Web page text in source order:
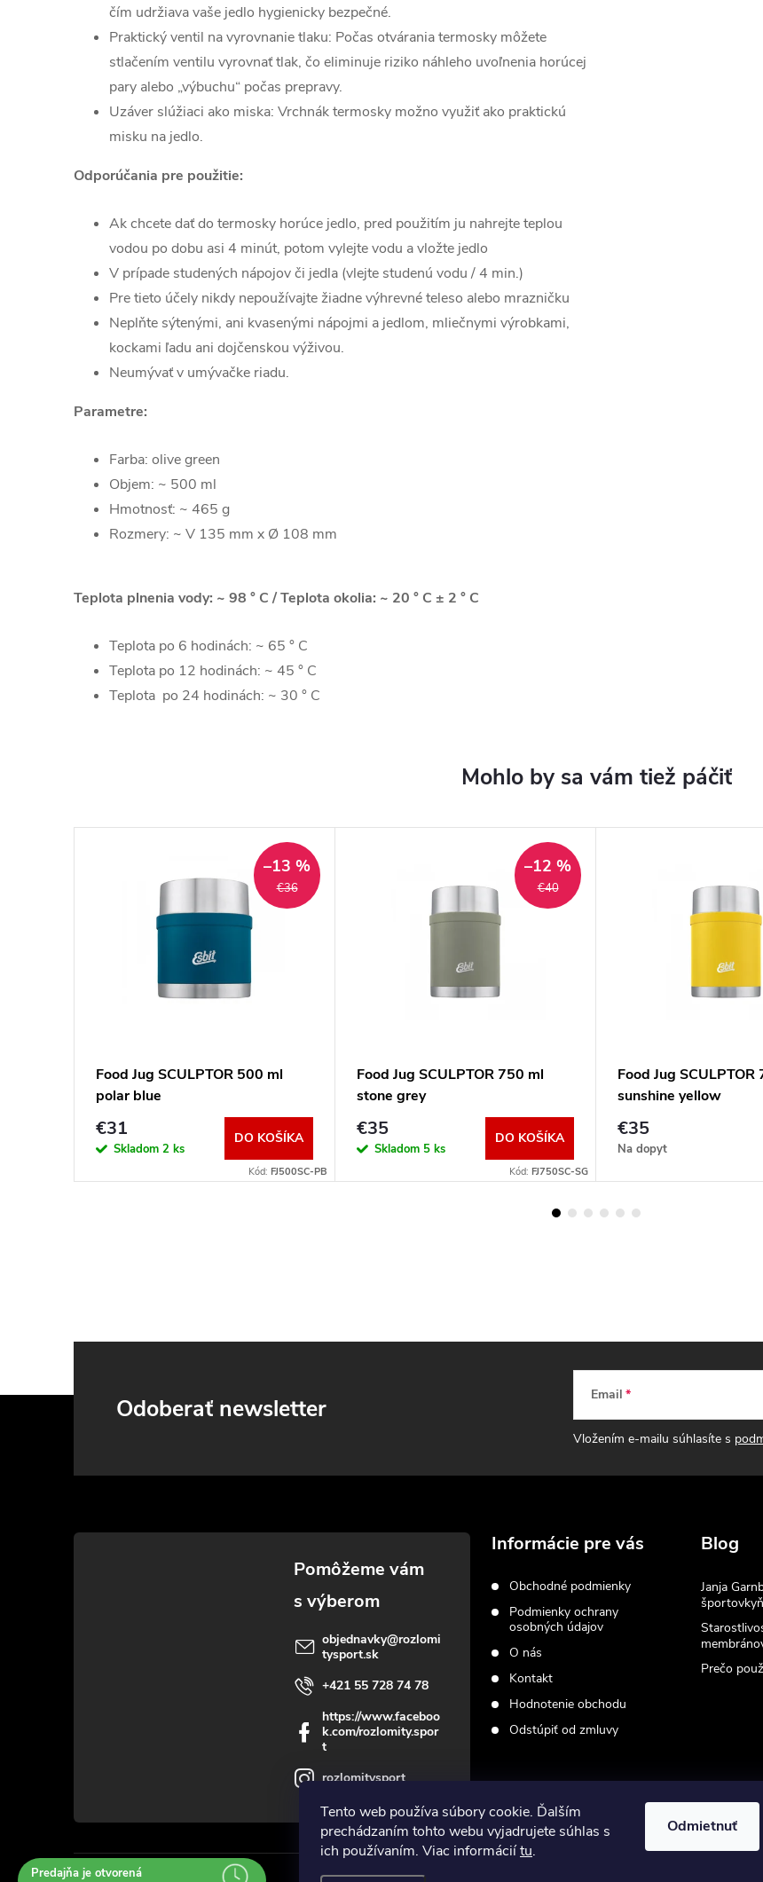
Tento web používa súbory cookie. Ďalším
prechádzaním tohto webu vyjadrujete súhlas s
ich používaním. Viac informáciítu.
Odmietnuť
čím udržiava vaše jedlo hygienicky bezpečné.
Praktický ventil na vyrovnanie tlaku: Počas otvárania termosky môžete
stlačením ventilu vyrovnať tlak, čo eliminuje riziko náhleho uvoľnenia horúcej
pary alebo „výbuchu“ počas prepravy.
Uzáver slúžiaci ako miska: Vrchnák termosky možno využiť ako praktickú
misku na jedlo.
Odporúčania pre použitie:
Ak chcete dať do termosky horúce jedlo, pred použitím ju nahrejte teplou
vodou po dobu asi 4 minút, potom vylejte vodu a vložte jedlo
V prípade studených nápojov či jedla (vlejte studenú vodu / 4 min.)
Pre tieto účely nikdy nepoužívajte žiadne výhrevné teleso alebo mrazničku
Neplňte sýtenými, ani kvasenými nápojmi a jedlom, mliečnymi výrobkami,
kockami ľadu ani dojčenskou výživou.
Neumývať v umývačke riadu.
Parametre:
Farba: olive green
Objem: ~ 500 ml
Hmotnosť: ~ 465 g
Rozmery: ~ V 135 mm x Ø 108 mm
Teplota plnenia vody: ~ 98 ° C / Teplota okolia: ~ 20 ° C ± 2 ° C
Teplota po 6 hodinách: ~ 65 ° C
Teplota po 12 hodinách: ~ 45 ° C
Teplota po 24 hodinách: ~ 30 ° C
€36
–13 %
Food Jug SCULPTOR 500 ml
polar blue
€31
Skladom 2 ks
DO KOŠÍKA
Kód: FJ500SC-PB
€40
–12 %
Food Jug SCULPTOR 750 ml
stone grey
€35
Skladom 5 ks
DO KOŠÍKA
Kód: FJ750SC-SG
Food Jug SCULPTOR
sunshine yellow
€35
Na dopyt
Odoberať newsletter Email
Vložením e-mailu súhlasíte s
objednavky@rozlomi
tysport.sk
+421 55 728 74 78
https://www.faceboo
k.com/rozlomity.spor
t
rozlomitysport
Informácie pre vás
Obchodné podmienky
Podmienky ochrany
osobných údajov
O nás
Kontakt
Hodnotenie obchodu
Odstúpiť od zmluvy
Blog
Janja
Prečo
Predajňa je otvorená